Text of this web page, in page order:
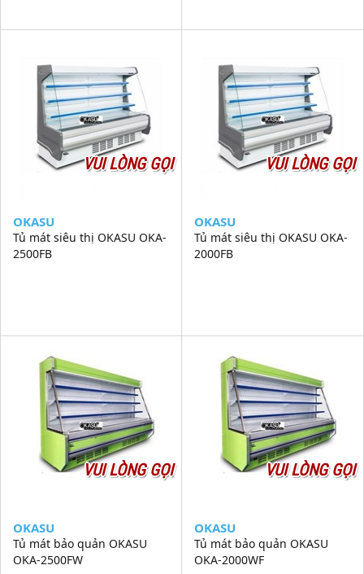
VUI LÒNG GỌI
OKASU
Tủ mát siêu thị OKASU OKA-
2500FB
VUI LÒNG GỌI
OKASU
Tủ mát siêu thị OKASU OKA-
2000FB
VUI LÒNG GỌI
OKASU
Tủ mát bảo quản OKASU
OKA-2500FW
VUI LÒNG GỌI
OKASU
Tủ mát bảo quản OKASU
OKA-2000WF